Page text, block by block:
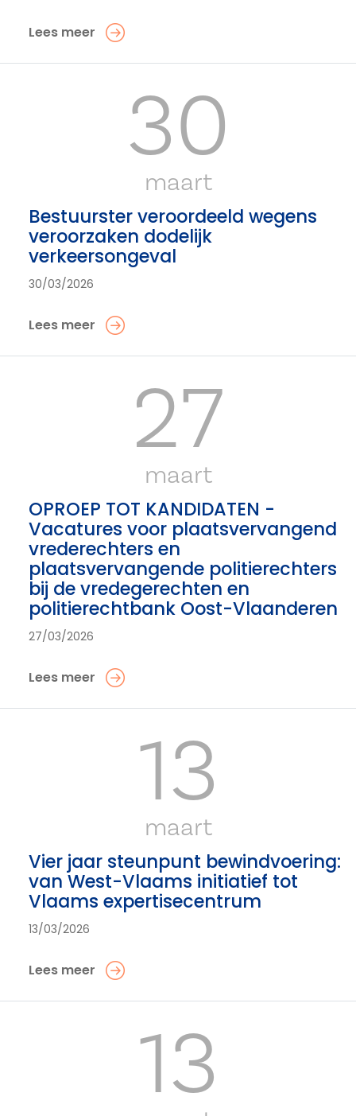
Lees meer
30
maart
Bestuurster veroordeeld wegens
veroorzaken dodelijk
verkeersongeval
30/03/2026
Lees meer
27
maart
OPROEP TOT KANDIDATEN -
Vacatures voor plaatsvervangend
vrederechters en
plaatsvervangende politierechters
bij de vredegerechten en
politierechtbank Oost-Vlaanderen
27/03/2026
Lees meer
13
maart
Vier jaar steunpunt bewindvoering:
van West-Vlaams initiatief tot
Vlaams expertisecentrum
13/03/2026
Lees meer
13